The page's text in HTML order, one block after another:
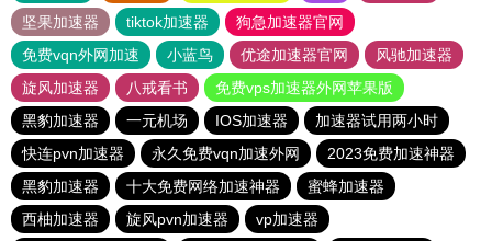
坚果加速器
tiktok加速器
狗急加速器官网
免费vqn外网加速
小蓝鸟 优途加速器官网
风驰加速器
旋风加速器
八戒看书
免费vps加速器外网苹果版
黑豹加速器
一元机场 IOS加速器
加速器试用两小时
快连pvn加速器
永久免费vqn加速外网
2023免费加速神器
黑豹加速器
十大免费网络加速神器
蜜蜂加速器
西柚加速器
旋风pvn加速器 vp加速器